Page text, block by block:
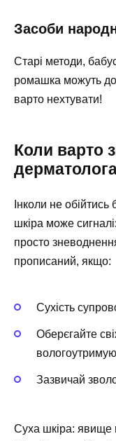
Засоби
Старі методи,
ромашка можуть
варто нехтувати!
Коли варто
Інколи не
шкіра може
просто
прописаний, якщо:
Сухість
Оберєгайте
Зазвичай
Суха шкіра: явище